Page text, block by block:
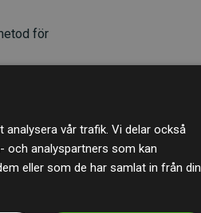
för
vår trafik. Vi delar också
och analyspartners som kan
eller som de har samlat in från din